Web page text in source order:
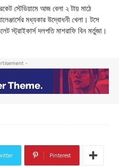
স্টেডিয়ামে আজ বেলা ২ টায় মাঠে
মধ্যকার উদ্বোধনী খেলা। টসে
স্ট্রাইকার্স দলপতি মাশরাফি বিন মর্তুজা।
-
Pinterest